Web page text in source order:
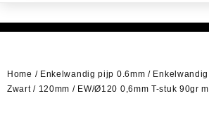
Home / Enkelwandig pijp 0.6mm /
Zwart/ 120mm / EW/Ø120 0,6mm T-stuk 90gr